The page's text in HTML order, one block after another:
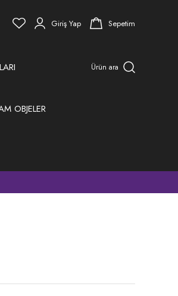
Giriş Yap Sepetim
OBJELER
Ürün ara